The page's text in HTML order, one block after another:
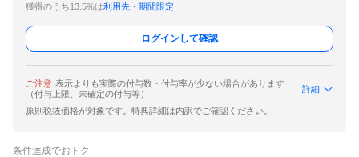
獲得のうち13.5%は利用先・期間限定
ログインして確認
ご注意 表示よりも実際の付与数・付与率が少ない場合があります
（付与上限、未確定の付与等）
詳細
原則税抜価格が対象です。特典詳細は内訳でご確認ください。
条件達成でおトク